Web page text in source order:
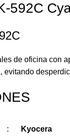
592C
de oficina con
evitando
: Kyocera